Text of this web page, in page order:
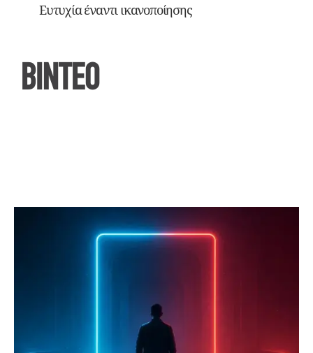
Ευτυχία έναντι ικανοποίησης
ΒΙΝΤΕΟ